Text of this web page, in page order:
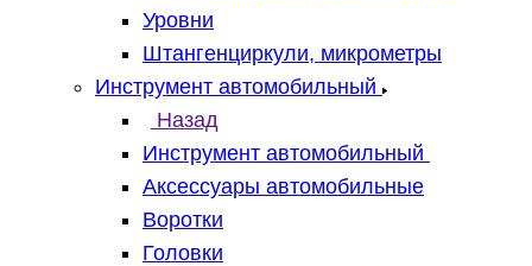
Уровни
Штангенциркули, микрометры
Инструмент автомобильный
Назад
Инструмент автомобильный
Аксессуары автомобильные
Воротки
Головки